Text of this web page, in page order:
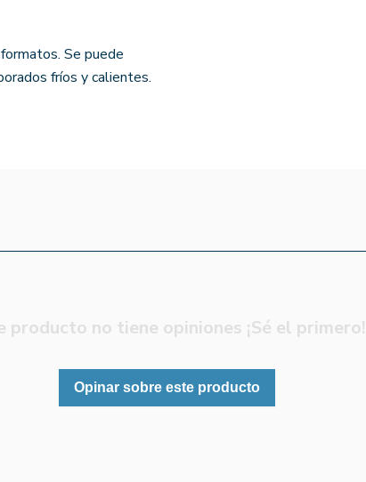
Se puede
fríos y calientes.
producto no tiene opiniones ¡Sé el primero!
Opinar sobre este producto